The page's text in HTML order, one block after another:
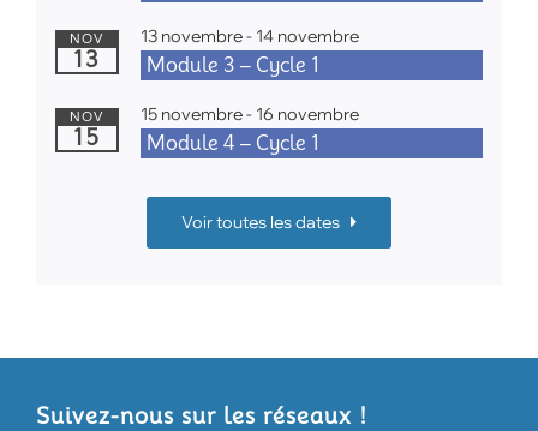
NOV
13
13 novembre- 14 novembre
Module 3 – Cycle 1
NOV
15
15 novembre- 16 novembre
Module 4 – Cycle 1
Voir toutes les dates
Suivez-nous sur les réseaux !